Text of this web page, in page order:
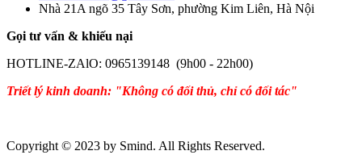
Nhà 21A ngõ 35 Tây Sơn, phường Kim Liên, Hà Nội
Gọi tư vấn & khiếu nại
HOTLINE-ZAlO: 0965139148 (9h00 - 22h00)
Triết lý kinh doanh: "Không có đối thủ, chỉ có đối tác"
Copyright © 2023 by Smind. All Rights Reserved.